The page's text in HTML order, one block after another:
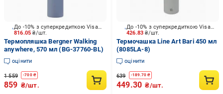
816.05₴/шт.
До -10% з суперкредиткою Visa Вигода
Термопляшка Bergner Walking
anywhere, 570 мл (BG-37760-BL)
оцінити
1 559 -700₴
859 ₴/шт.
426.83₴/шт.
До -10% з суперкредиткою Visa Вигода
Термочашка Line Art Bari 450 мл
(8085LA-8)
оцінити
639 -189.70₴
449.30 ₴/шт.